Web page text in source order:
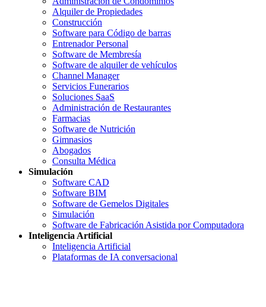
Alquiler de Propiedades
Construcción
Software para Código de barras
Entrenador Personal
Software de Membresía
Software de alquiler de vehículos
Channel Manager
Servicios Funerarios
Soluciones SaaS
Administración de Restaurantes
Farmacias
Software de Nutrición
Gimnasios
Abogados
Consulta Médica
Simulación
Software CAD
Software BIM
Software de Gemelos Digitales
Simulación
Software de Fabricación Asistida por Computadora
Inteligencia Artificial
Inteligencia Artificial
Plataformas de IA conversacional